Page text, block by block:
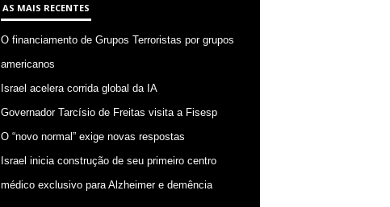
AS MAIS RECENTES
O financiamento de Grupos Terroristas por grupos
americanos
Israel acelera corrida global da IA
Governador Tarcísio de Freitas visita a Fisesp
O “novo normal” exige novas respostas
Israel inicia construção de seu primeiro centro
médico exclusivo para Alzheimer e demência